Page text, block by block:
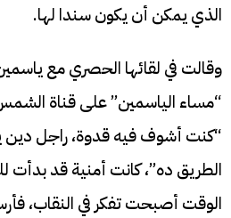
الذي يمكن أن يكون سندا لها.
وقالت في لقائها الحصري مع
“كنت أشوف فيه قدوة، راجل دين
الطريق ده”، كانت أمنية قد بدأت
الوقت أصبحت تفكر في النقاب،